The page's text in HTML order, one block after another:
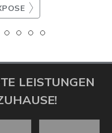
LEISTUNGEN